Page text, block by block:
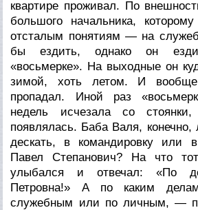
квартире проживал. По
большого начальника,
отсталым понятиям — на
бы ездить, однако он
«восьмерке». На выходные он
зимой, хоть летом. И
пропадал. Иной раз
недель исчезала со
появлялась. Баба Валя, конечно,
дескать, в командировку или
Павел Степанович? На что
улыбался и отвечал: «По
Петровна!» А по каким
служебным или по личным, —